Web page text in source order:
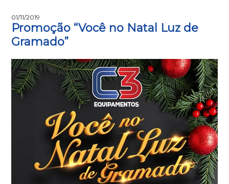
01/11/2019
Promoção “Você no Natal Luz de
Gramado”